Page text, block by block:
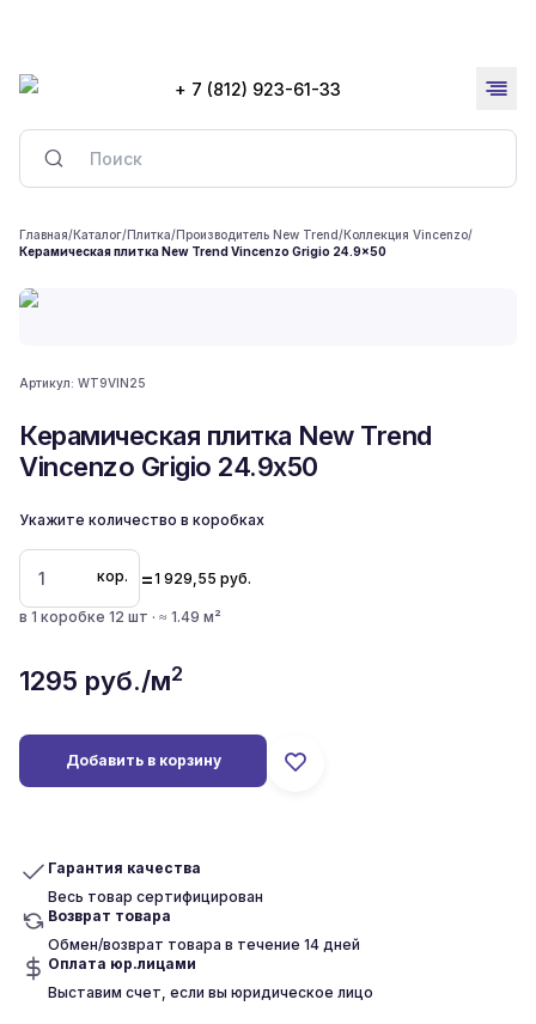
+ 7 (812) 923-61-33
Главная/Каталог/Плитка/Производитель New Trend/Коллекция Vincenzo/
Керамическая плитка New Trend Vincenzo Grigio 24.9x50
Артикул: WT9VIN25
Керамическая плитка New Trend
Vincenzo Grigio 24.9x50
Укажите количество в коробках
кор. =1 929,55 руб.
в 1 коробке 12 шт · ≈ 1.49 м²
1295 руб./м2
Добавить в корзину
Гарантия качества
Весь товар сертифицирован
Возврат товара
Обмен/возврат товара в течение 14 дней
Оплата юр.лицами
Выставим счет, если вы юридическое лицо